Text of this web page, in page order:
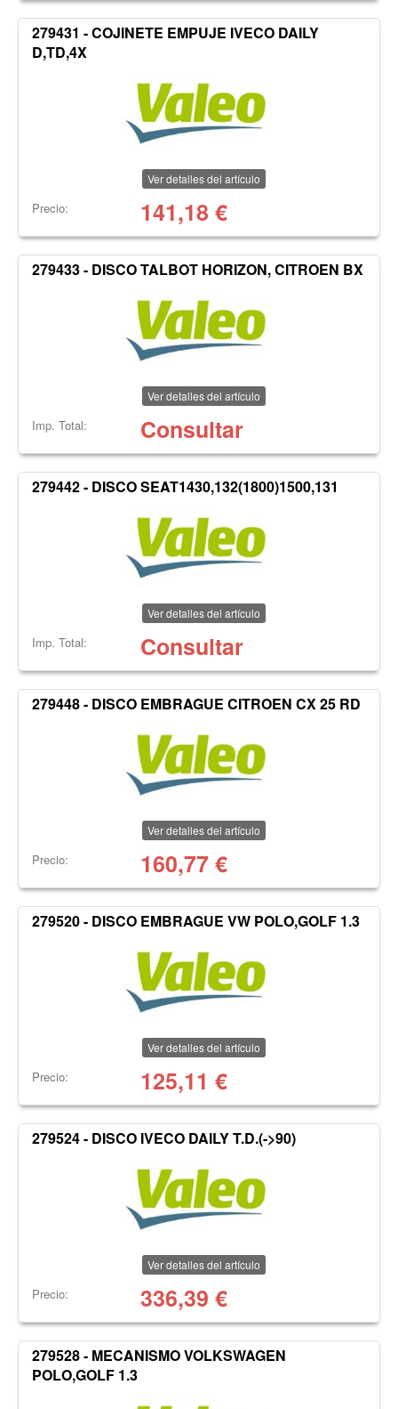
279431 - COJINETE EMPUJE IVECO DAILY
D,TD,4X
Ver detalles del artículo
Precio: 141,18 €
279433 - DISCO TALBOT HORIZON, CITROEN BX
Ver detalles del artículo
Imp. Total: Consultar
279442 - DISCO SEAT1430,132(1800)1500,131
Ver detalles del artículo
Imp. Total: Consultar
279448 - DISCO EMBRAGUE CITROEN CX 25 RD
Ver detalles del artículo
Precio: 160,77€
279520 - DISCO EMBRAGUE VW POLO,GOLF 1.3
Ver detalles del artículo
Precio: 125,11 €
279524 - DISCO IVECO DAILY T.D.(->90)
Ver detalles del artículo
Precio: 336,39 €
279528 - MECANISMO VOLKSWAGEN
POLO,GOLF 1.3